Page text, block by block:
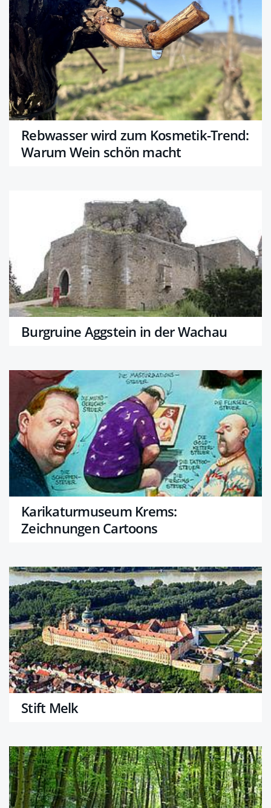
Rebwasser wird zum Kosmetik-Trend:
Warum Wein schön macht
Burgruine Aggstein in der Wachau
Karikaturmuseum Krems:
Zeichnungen Cartoons
Stift Melk